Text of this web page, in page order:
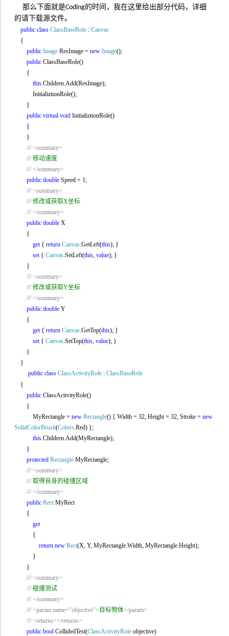
那么下面就是Coding的时间，我在这里给出部分代码， 详细
的请下载源文件。
public class ClassBaseRole : Canvas
{
public Image ResImage = new Image();
public ClassBaseRole()
{
this .Children.Add(ResImage);
InitializtionRole();
}
public virtual void InitializtionRole()
{
}
/// <summary>
/// 移动速度
/// </summary>
public double Speed = 1;
/// <summary>
/// 修改或获取X坐标
/// </summary>
public double X
{
get { return Canvas .GetLeft(this); }
set { Canvas .SetLeft(this value); }
}
/// <summary>
/// 修改或获取Y坐标
/// </summary>
public double Y
{
get { return Canvas .GetTop(this); }
set { Canvas .SetTop(this value); }
}
}
public class ClassActivityRole : ClassBaseRole
{
public ClassActivityRole()
{
MyRectangle = new Rectangle() { Width = 32, Height = 32, Stroke = new
SolidColorBrush(Colors .Red) };
this .Children.Add(MyRectangle);
}
protected Rectangle MyRectangle;
/// <summary>
/// 取得自身的碰撞区域
/// </summary>
public Rect MyRect
{
get
{
return new Rect(X, Y, MyRectangle.Width, MyRectangle.Height);
}
}
/// <summary>
/// 碰撞测试
/// </summary>
/// <param name="objective"> 目标物体</param>
/// <returns></returns>
public bool CollidedTest(ClassActivityRole objective)